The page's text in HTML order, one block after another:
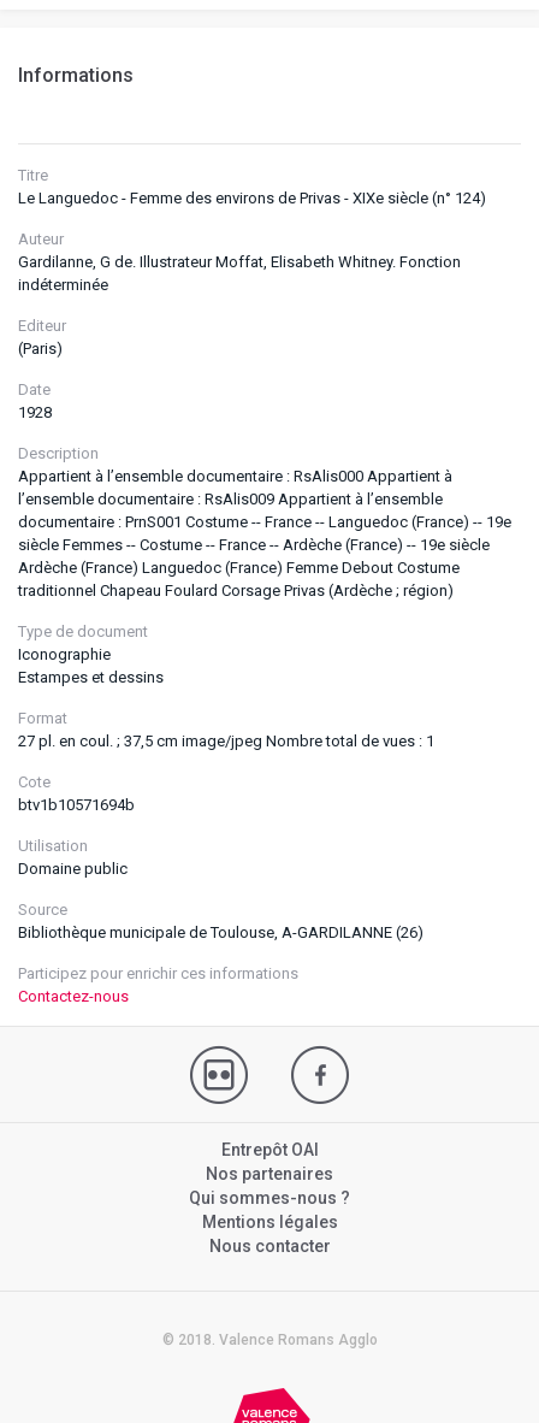
Informations
Titre
Le Languedoc - Femme des environs de Privas - XIXe siècle (n° 124)
Auteur
Gardilanne, G de. Illustrateur Moffat, Elisabeth Whitney. Fonction
indéterminée
Editeur
(Paris)
Date
1928
Description
Appartient à l’ensemble documentaire : RsAlis000 Appartient à
l’ensemble documentaire : RsAlis009 Appartient à l’ensemble
documentaire : PrnS001 Costume -- France -- Languedoc (France) -- 19e
siècle Femmes -- Costume -- France -- Ardèche (France) -- 19e siècle
Ardèche (France) Languedoc (France) Femme Debout Costume
traditionnel Chapeau Foulard Corsage Privas (Ardèche ; région)
Type de document
Iconographie
Estampes et dessins
Format
27 pl. en coul. ; 37,5 cm image/jpeg Nombre total de vues : 1
Cote
btv1b10571694b
Utilisation
Domaine public
Source
Bibliothèque municipale de Toulouse, A-GARDILANNE (26)
Participez pour enrichir ces informations
Contactez-nous
Entrepôt OAI
Nos partenaires
Qui sommes-nous ?
Mentions légales
Nous contacter
© 2018. Valence Romans Agglo